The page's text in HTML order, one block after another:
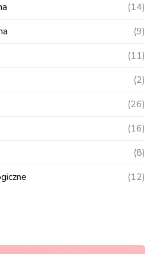
(14)
(9)
(11)
(2)
(26)
(16)
(8)
(12)